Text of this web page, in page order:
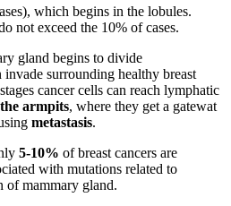
which begins in the lobules.
not exceed the 10% of cases.
gland begins to divide
surrounding healthy breast
cancer cells can reach lymphatic
armpits, where they get a gatewat
metastasis.
5-10% of breast cancers are
with mutations related to
of mammary gland.